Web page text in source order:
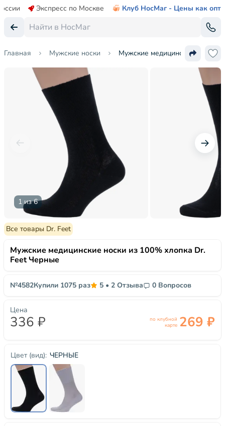
Экспресс по Москве Клуб НосМаг - Цены как опт
Главная Мужские носки Мужские медицинские носки
1 из 6
Все товары Dr. Feet
Мужские медицинские носки из 100% хлопка Dr.
Feet Черные
№4582Купили 1075 раз 5 • 2 Отзыва 0 Вопросов
Цвет (вид): ЧЕРНЫЕ
Цена
336 ₽
по клубной
карте 269 ₽